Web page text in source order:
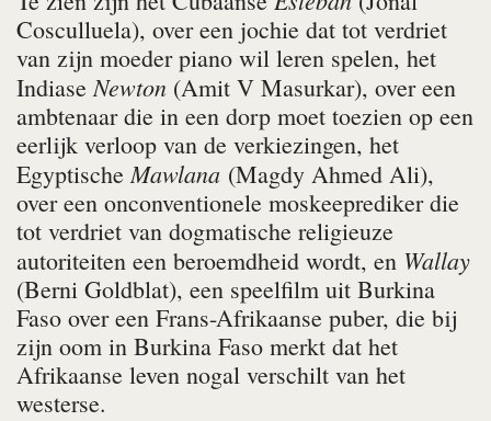
Cosculluela), over een jochie dat tot verdriet
van zijn moeder piano wil leren spelen, het
IndiaseNewton (Amit V Masurkar), over een
ambtenaar die in een dorp moet toezien op een
eerlijk verloop van de verkiezingen, het
EgyptischeMawlana (Magdy Ahmed Ali),
over een onconventionele moskeeprediker die
tot verdriet van dogmatische religieuze
autoriteiten een beroemdheid wordt, en Wallay
(Berni Goldblat), een speelfilm uit Burkina
Faso over een Frans-Afrikaanse puber, die bij
zijn oom in Burkina Faso merkt dat het
Afrikaanse leven nogal verschilt van het
westerse.